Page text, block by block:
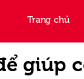
Trang chủ
giúp